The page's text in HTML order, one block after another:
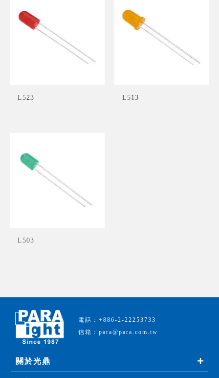
L523 L513
L503
電話：+886-2-22253733
信箱：para@para.com.tw
關於光鼎